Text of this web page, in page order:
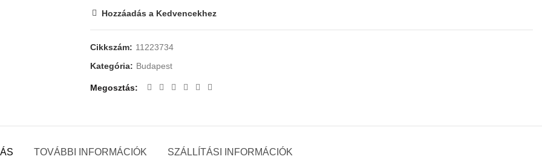
Hozzáadás a Kedvencekhez
Cikkszám: 11223734
Kategória: Budapest
Megosztás
TOVÁBBI INFORMÁCIÓK SZÁLLÍTÁSI INFORMÁCIÓK